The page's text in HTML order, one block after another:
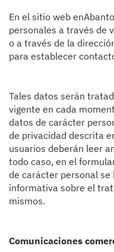
En el sitio web
personales a través de
o a través de la
para establecer
Tales datos serán
vigente en cada
datos de carácter
de privacidad descrita
usuarios deberán leer
todo caso, en el
de carácter personal
informativa sobre el
mismos.
Comunicaciones